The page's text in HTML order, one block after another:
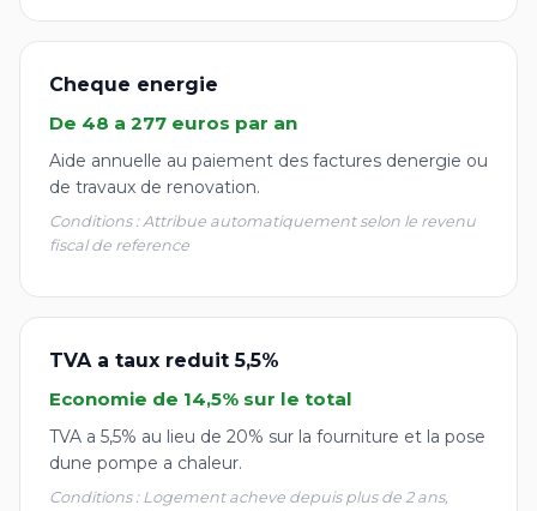
Cheque energie
De 48 a 277 euros par an
Aide annuelle au paiement des factures denergie ou
de travaux de renovation.
Conditions : Attribue automatiquement selon le revenu
fiscal de reference
TVA a taux reduit 5,5%
Economie de 14,5% sur le total
TVA a 5,5% au lieu de 20% sur la fourniture et la pose
dune pompe a chaleur.
Conditions : Logement acheve depuis plus de 2 ans,